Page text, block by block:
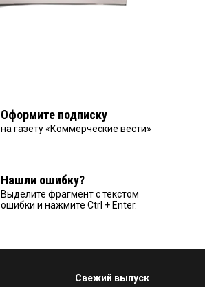
Оформите подписку
на газету «Коммерческие вести»
Нашли ошибку?
Выделите фрагмент с текстом
ошибки и нажмите Ctrl + Enter.
Свежий выпуск